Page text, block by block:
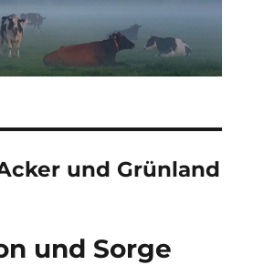
und Grünland
und Sorge